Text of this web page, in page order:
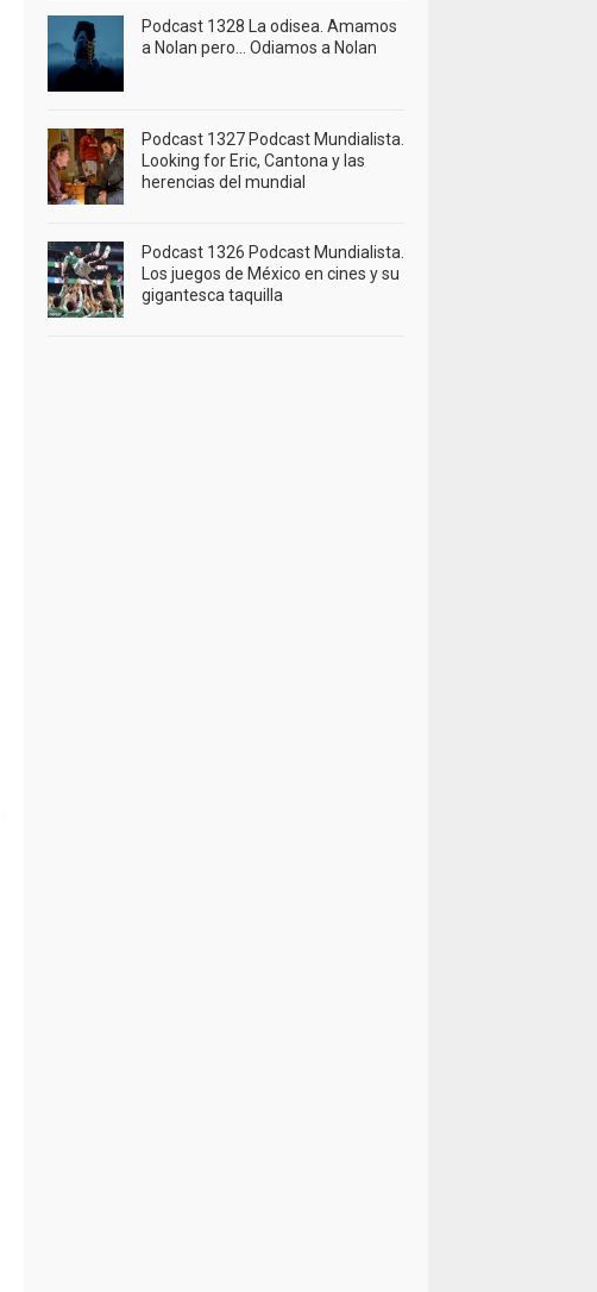
Podcast 1328 La odisea. Amamos
a Nolan pero… Odiamos a Nolan
Podcast 1327 Podcast Mundialista.
Looking for Eric, Cantona y las
herencias del mundial
Podcast 1326 Podcast Mundialista.
Los juegos de México en cines y su
gigantesca taquilla